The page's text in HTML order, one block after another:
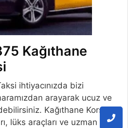
Kağıthane
ihtiyacınızda bizi
arayarak ucuz ve
Kağıthane Korsan
lüks araçları ve uzman